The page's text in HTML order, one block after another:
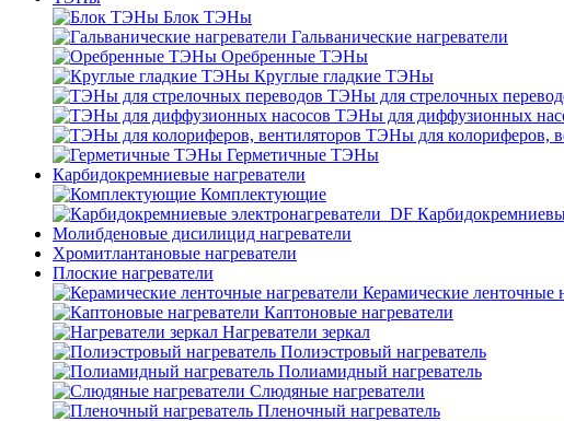
Блок ТЭНы
Гальванические нагреватели
Оребренные ТЭНы
Круглые гладкие ТЭНы
ТЭНы для стрелочных
ТЭНы для диффузионных
ТЭНы для колориферов,
Герметичные ТЭНы
Карбидокремниевые нагреватели
Комплектующие
Молибденовые дисилицид нагреватели
Хромитлантановые нагреватели
Плоские нагреватели
Керамические ленточные
Каптоновые нагреватели
Нагреватели зеркал
Полиэстровый нагреватель
Полиамидный нагреватель
Слюдяные нагреватели
Пленочный нагреватель